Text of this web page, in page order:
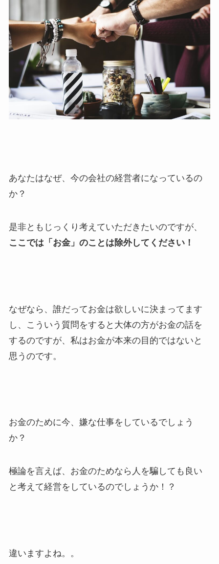
あなたはなぜ、今の会社の経営者になっているの
か？
是非ともじっくり考えていただきたいのですが、
ここでは「お金」のことは除外してください！
なぜなら、誰だってお金は欲しいに決まってます
し、こういう質問をすると大体の方がお金の話を
するのですが、私はお金が本来の目的ではないと
思うのです。
お金のために今、嫌な仕事をしているでしょう
か？
極論を言えば、お金のためなら人を騙しても良い
と考えて経営をしているのでしょうか！？
違いますよね。。